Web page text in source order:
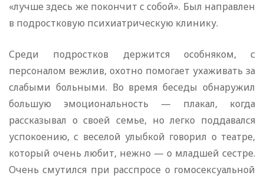
«лучше здесь же покончит с собой». Был направлен
в подростковую психиатрическую клинику.
Среди подростков держится особняком, с
персоналом вежлив, охотно помогает ухаживать за
слабыми больными. Во время беседы обнаружил
большую эмоциональность — плакал, когда
рассказывал о своей семье, но легко поддавался
успокоению, с веселой улыбкой говорил о театре,
который очень любит, нежно — о младшей сестре.
Очень смутился при расспросе о гомосексуальной